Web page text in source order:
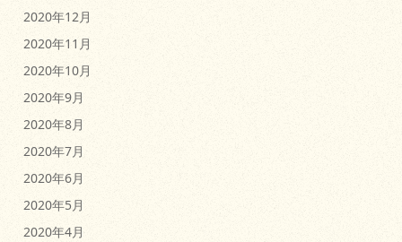
2020年12月
2020年11月
2020年10月
2020年9月
2020年8月
2020年7月
2020年6月
2020年5月
2020年4月